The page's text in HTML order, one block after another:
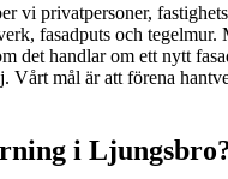
vi privatpersoner,
fasadputs och
det handlar om ett nytt
Vårt mål är att förena
i